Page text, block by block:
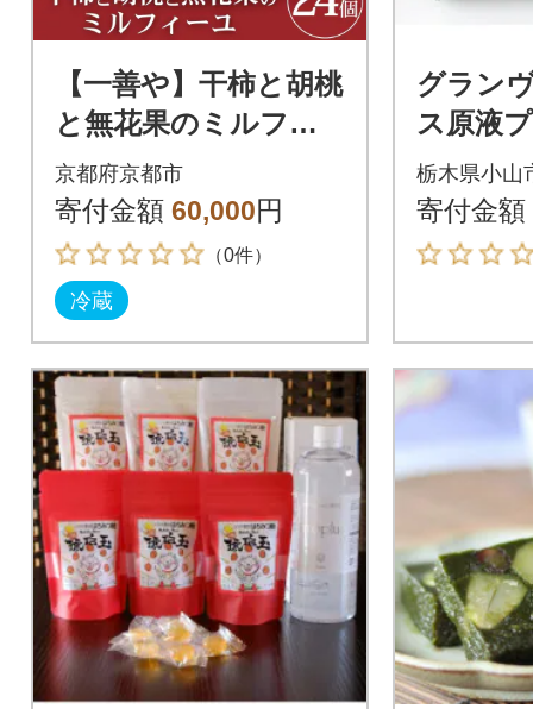
【一善や】干柿と胡桃
と無花果のミルフィ
ーユ(24個入り)|京都
スイーツ 人気 洋菓子
和菓子
京都府京都市
寄付金額 60,000円
（0件）
冷蔵
グラン
ス原液
粧箱入り
栃木県小山
寄付金額